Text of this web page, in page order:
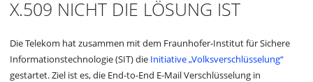
X.509 NICHT DIE LÖSUNG IST
Die Telekom hat zusammen mit dem Fraunhofer-Institut für Sichere
Informationstechnologie (SIT) die Initiative „Volksverschlüsselung“
gestartet. Ziel ist es, die End-to-End E-Mail Verschlüsselung in